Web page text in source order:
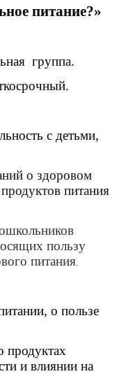
питание?»
группа.
с детьми,
о здоровом
питания
пользу
питания.
о пользе
продуктах
и влиянии на